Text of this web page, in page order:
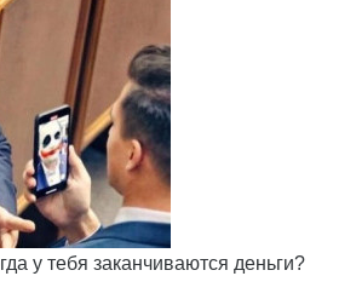
у тебя заканчиваются деньги?